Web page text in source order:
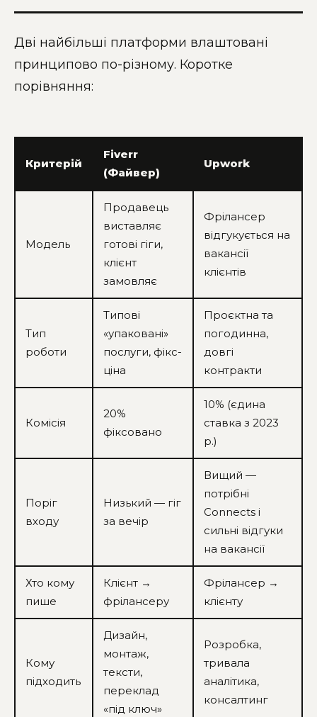
Дві найбільші платформи влаштовані
принципово по-різному. Коротке
порівняння:
Критерій
Fiverr
(Файвер)
Upwork
Модель
Продавець
виставляє
готові гіги,
клієнт
замовляє
Фрілансер
відгукується на
вакансії
клієнтів
Тип
роботи
Типові
«упаковані»
послуги, фікс-
ціна
Проєктна та
погодинна,
довгі
контракти
Комісія
20%
фіксовано
10% (єдина
ставка з 2023
р.)
Поріг
входу
Низький — гіг
за вечір
Вищий —
потрібні
Connects і
сильні відгуки
на вакансії
Хто кому
пише
Клієнт →
фрілансеру
Фрілансер →
клієнту
Кому
підходить
Дизайн,
монтаж,
тексти,
переклад
«під ключ»
Розробка,
тривала
аналітика,
консалтинг